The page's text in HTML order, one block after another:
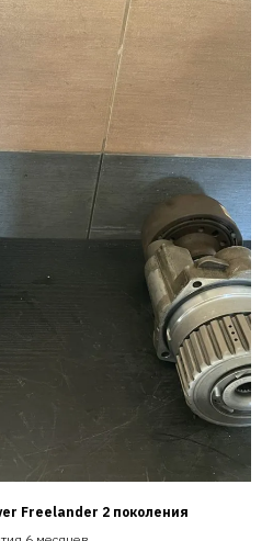
Freelander 2 поколения